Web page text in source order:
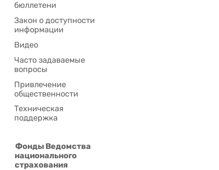
бюллетени
Закон о доступности
информации
Видео
Часто задаваемые
вопросы
Привлечение
общественности
Техническая
поддержка
Фонды Ведомства
национального
страхования